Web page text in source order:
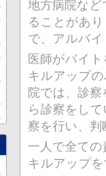
地方病院な
ることがあ
で、アルバ
医師がバイ
キルアップ
院では、診
ら診察をし
察を行い、
一人で全て
キルアップ